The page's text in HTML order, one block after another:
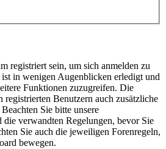
registriert sein, um sich anmelden zu
in wenigen Augenblicken erledigt und
Funktionen zuzugreifen. Die
Benutzern auch zusätzliche
Sie bitte unsere
verwandten Regelungen, bevor Sie
Sie auch die jeweiligen Forenregeln,
bewegen.